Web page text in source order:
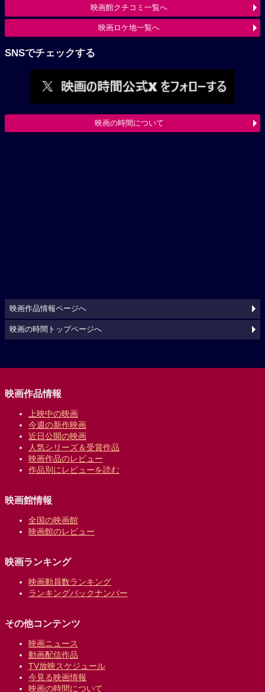
映画館クチコミ一覧へ
映画ロケ地一覧へ
SNSでチェックする
映画の時間について
映画作品情報ページへ
映画の時間トップページへ
映画作品情報
上映中の映画
今週の新作映画
近日公開の映画
人気シリーズ＆受賞作品
映画作品のレビュー
作品別にレビューを読む
映画館情報
全国の映画館
映画館のレビュー
映画ランキング
映画動員数ランキング
ランキングバックナンバー
その他コンテンツ
映画ニュース
動画配信作品
TV放映スケジュール
今見る映画情報
映画の時間について